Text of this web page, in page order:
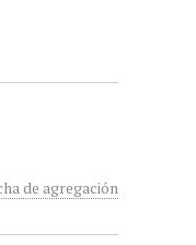
de agregación